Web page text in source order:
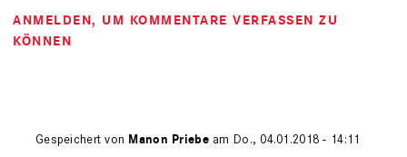
ANMELDEN, UM KOMMENTARE VERFASSEN ZU
KÖNNEN
Gespeichert von Manon Priebeam Do., 04.01.2018 - 14:11